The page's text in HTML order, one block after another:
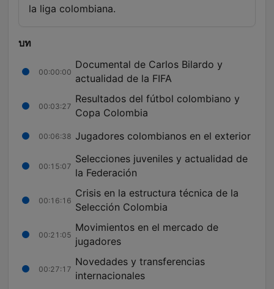
la liga colombiana.
บท
00:00:00
Documental de Carlos Bilardo y
actualidad de la FIFA
00:03:27
Resultados del fútbol colombiano y
Copa Colombia
00:06:38 Jugadores colombianos en el exterior
00:15:07
Selecciones juveniles y actualidad de
la Federación
00:16:16
Crisis en la estructura técnica de la
Selección Colombia
00:21:05
Movimientos en el mercado de
jugadores
00:27:17
Novedades y transferencias
internacionales